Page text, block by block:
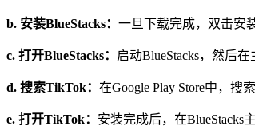
b. 安装BlueStacks： 一旦下载完成，双击安
c. 打开BlueStacks： 启动BlueStacks，然后在
d. 搜索TikTok： 在Google Play Store中，搜
e. 打开TikTok： 安装完成后，在BlueStacks